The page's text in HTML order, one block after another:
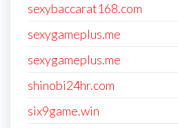
sexybaccarat168.com
sexygameplus.me
sexygameplus.me
shinobi24hr.com
six9game.win